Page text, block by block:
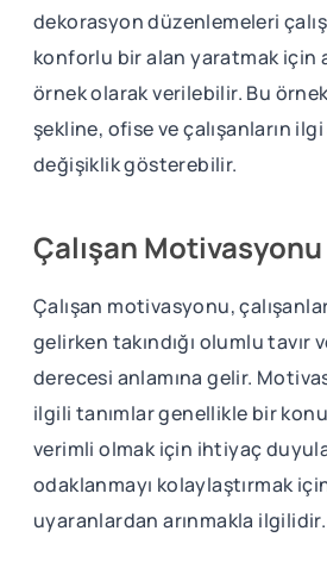
dekorasyon düzenlemeleri
konforlu bir alan yaratmak için
örnek olarak verilebilir. Bu
şekline, ofise ve çalışanların
değişiklik gösterebilir.
Çalışan
Çalışan motivasyonu,
gelirken takındığı olumlu tavır
derecesi anlamına gelir.
ilgili tanımlar genellikle bir
verimli olmak için ihtiyaç
odaklanmayı kolaylaştırmak
uyaranlardan arınmakla ilgilidir.